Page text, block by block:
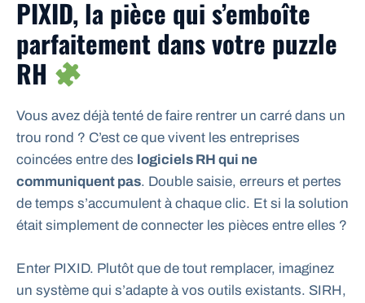
PIXID, la pièce qui s’emboîte
parfaitement dans votre puzzle
RH
Vous avez déjà tenté de faire rentrer un carré dans un
trou rond ? C’est ce que vivent les entreprises
coincées entre des logiciels RH qui ne
communiquent pas. Double saisie, erreurs et pertes
de temps s’accumulent à chaque clic. Et si la solution
était simplement de connecter les pièces entre elles ?
Enter PIXID. Plutôt que de tout remplacer, imaginez
un système qui s’adapte à vos outils existants. SIRH,